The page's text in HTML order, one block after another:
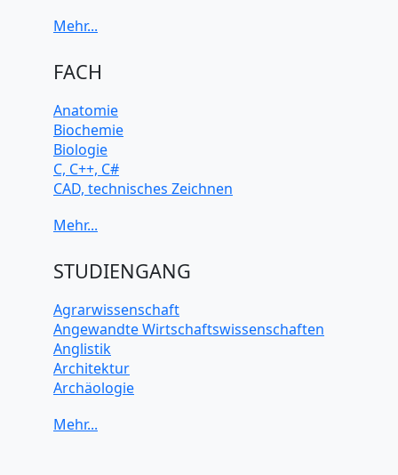
FACH
Anatomie
Biochemie
Biologie
C, C++, C#
CAD, technisches Zeichnen
Computerarchitektur
Elektrotechnik
Java
JavaScript
Künstliche Intelligenz
Latein
Makroökonomie
Mechanik
STUDIENGANG
Agrarwissenschaft
Angewandte Wirtschaftswissenschaften
Anglistik
Architektur
Archäologie
Biochemie Wissenschaften